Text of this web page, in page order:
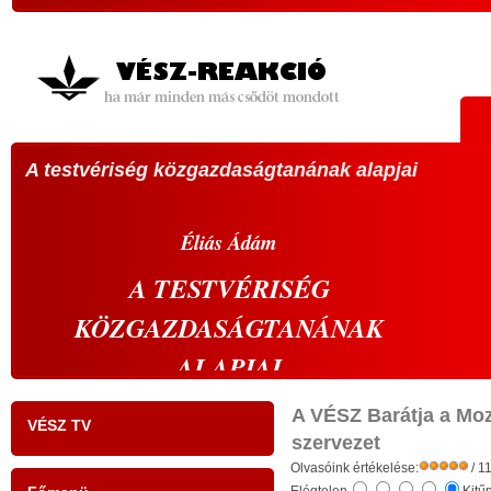
A testvériség közgazdaságtanának alapjai
ÉliásÁdám
A TESTVÉRISÉG
KÖZGAZDASÁGTANÁNAK
ALAPJAI
- tudati ébredés a gazdaságban: a szelíd
gazdaság szelíd forradalma -
kell
VÉSZ TV
A VÉSZ Barátja a
szervezet
Olvasóink értékelése:
/ 11